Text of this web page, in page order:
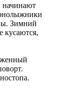
начинают
Зимний
кусаются,